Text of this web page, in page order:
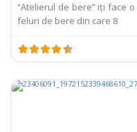
“Atelierul de bere” iţi face
feluri de bere din care 8